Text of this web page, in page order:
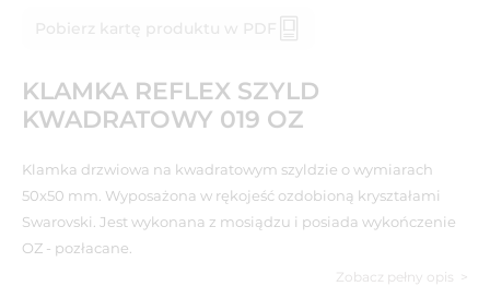
Pobierz kartę produktu w PDF
KLAMKA REFLEX SZYLD
KWADRATOWY 019 OZ
Klamka drzwiowa na kwadratowym szyldzie o wymiarach
50x50 mm. Wyposażona w rękojeść ozdobioną kryształami
Swarovski. Jest wykonana z mosiądzu i posiada wykończenie
OZ - pozłacane.
Zobacz pełny opis